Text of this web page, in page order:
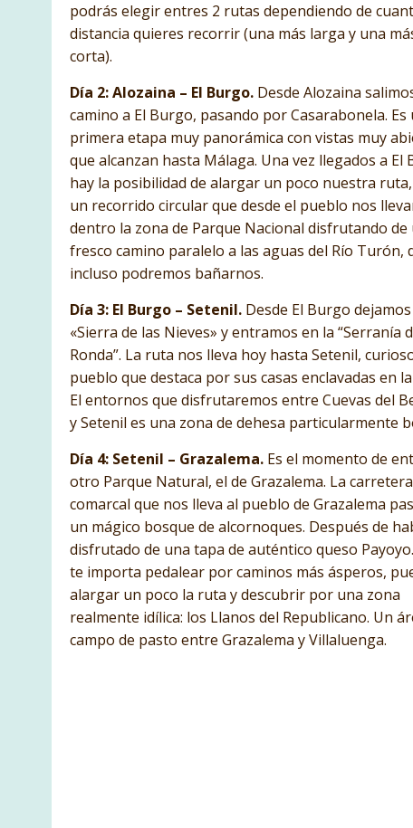
podrás elegir entres 2 rutas dependiendo de
distancia quieres recorrir (una más larga y una
corta).
Día 2: Alozaina – El Burgo. Desde Alozaina
camino a El Burgo, pasando por Casarabonela. Es
primera etapa muy panorámica con vistas muy
que alcanzan hasta Málaga. Una vez llegados a El
hay la posibilidad de alargar un poco nuestra
un recorrido circular que desde el pueblo nos
dentro la zona de Parque Nacional disfrutando de
fresco camino paralelo a las aguas del Río Turón,
incluso podremos bañarnos.
Día 3: El Burgo – Setenil. Desde El Burgo dejamos
«Sierra de las Nieves» y entramos en la “Serranía
Ronda”. La ruta nos lleva hoy hasta Setenil,
pueblo que destaca por sus casas enclavadas en
El entornos que disfrutaremos entre Cuevas del
y Setenil es una zona de dehesa particularmente
Día 4: Setenil – Grazalema. Es el momento de
otro Parque Natural, el de Grazalema. La carretera
comarcal que nos lleva al pueblo de Grazalema
un mágico bosque de alcornoques. Después de
disfrutado de una tapa de auténtico queso
te importa pedalear por caminos más ásperos,
alargar un poco la ruta y descubrir por una zona
realmente idílica: los Llanos del Republicano. Un
campo de pasto entre Grazalema y Villaluenga.